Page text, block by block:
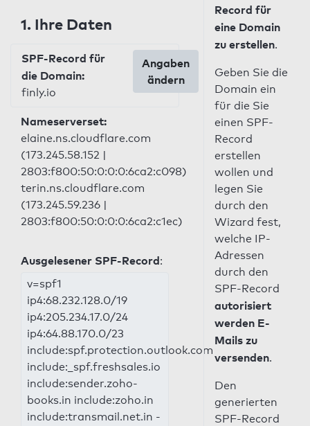
1. Ihre Daten
SPF-Record für
die Domain:
finly.io
Angaben
ändern
Nameserverset:
elaine.ns.cloudflare.com
(173.245.58.152 |
2803:f800:50:0:0:0:6ca2:c098)
terin.ns.cloudflare.com
(173.245.59.236 |
2803:f800:50:0:0:0:6ca2:c1ec)
Ausgelesener SPF-Record:
v=spf1
ip4:68.232.128.0/19
ip4:205.234.17.0/24
ip4:64.88.170.0/23
include:spf.protection.outlook.com
include:_spf.freshsales.io
include:sender.zoho-
books.in include:zoho.in
include:transmail.net.in -
Record für
eine Domain
zu erstellen.
Geben Sie die
Domain ein
für die Sie
einen SPF-
Record
erstellen
wollen und
legen Sie
durch den
Wizard fest,
welche IP-
Adressen
durch den
SPF-Record
autorisiert
werden E-
Mails zu
versenden.
Den
generierten
SPF-Record